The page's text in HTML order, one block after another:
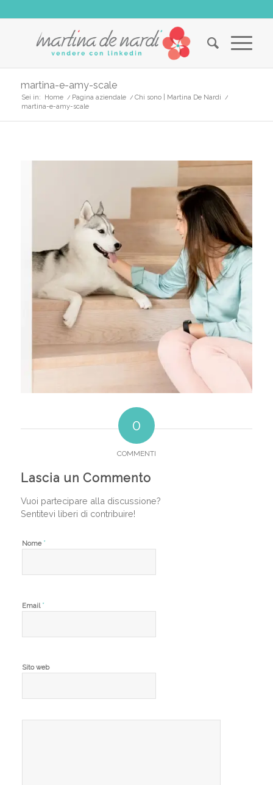
martina-e-amy-scale
Sei in: Home / Pagina aziendale / Chi sono | Martina De Nardi /
martina-e-amy-scale
0
COMMENTI
Lascia un Commento
Vuoi partecipare alla discussione?
Sentitevi liberi di contribuire!
Nome *
Email *
Sito web